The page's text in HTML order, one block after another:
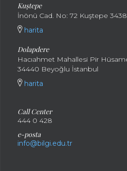
Kuştepe
İnönü Cad. No: 72 Kuştepe
harita
Dolapdere
Hacıahmet Mahallesi Pir
34440 Beyoğlu İstanbul
harita
Call Center
444 0 428
e-posta
info@bilgi.edu.tr